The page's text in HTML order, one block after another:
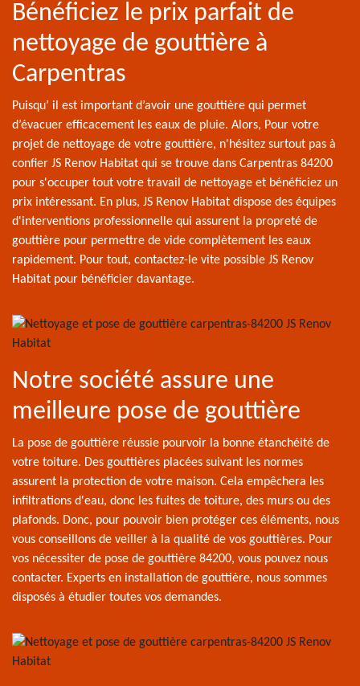
Bénéficiez le prix parfait de
nettoyage de gouttière à
Carpentras
Puisqu’ il est important d’avoir une gouttière qui permet
d’évacuer efficacement les eaux de pluie. Alors, Pour votre
projet de nettoyage de votre gouttière, n'hésitez surtout pas à
confier JS Renov Habitat qui se trouve dans Carpentras 84200
pour s'occuper tout votre travail de nettoyage et bénéficiez un
prix intéressant. En plus, JS Renov Habitat dispose des équipes
d'interventions professionnelle qui assurent la propreté de
gouttière pour permettre de vide complètement les eaux
rapidement. Pour tout, contactez-le vite possible JS Renov
Habitat pour bénéficier davantage.
Notre société assure une
meilleure pose de gouttière
La pose de gouttière réussie pourvoir la bonne étanchéité de
votre toiture. Des gouttières placées suivant les normes
assurent la protection de votre maison. Cela empêchera les
infiltrations d'eau, donc les fuites de toiture, des murs ou des
plafonds. Donc, pour pouvoir bien protéger ces éléments, nous
vous conseillons de veiller à la qualité de vos gouttières. Pour
vos nécessiter de pose de gouttière 84200, vous pouvez nous
contacter. Experts en installation de gouttière, nous sommes
disposés à étudier toutes vos demandes.